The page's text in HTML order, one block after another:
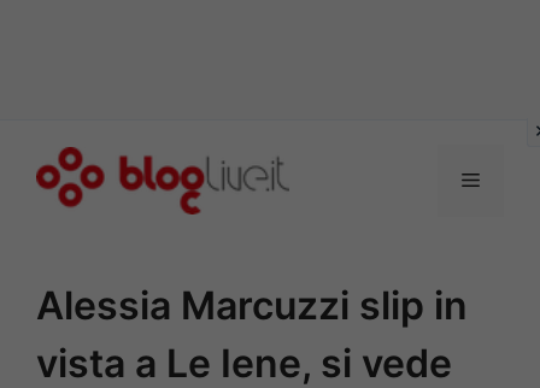
Menu
Alessia Marcuzzi slip in
vista a Le Iene, si vede